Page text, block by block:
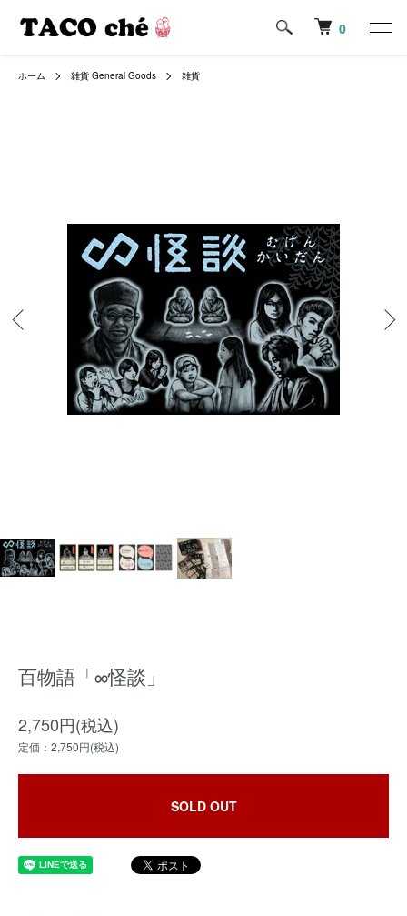
0
ホーム 雑貨 General Goods 雑貨
百物語「∞怪談」
2,750円(税込)
定価：2,750円(税込)
SOLD OUT